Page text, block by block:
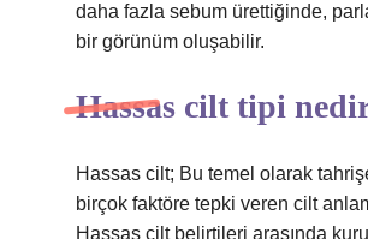
daha fazla sebum ürettiğinde,
bir görünüm oluşabilir.
Hassas cilt tipi
Hassas cilt; Bu temel olarak
birçok faktöre tepki veren cilt
Hassas cilt belirtileri arasında